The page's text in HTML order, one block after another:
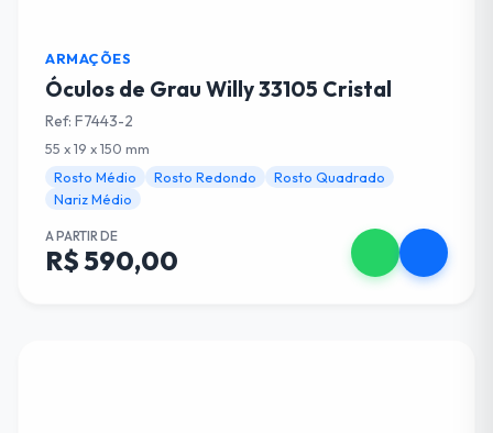
ARMAÇÕES
Óculos de Grau Willy 33105 Cristal
Ref: F7443-2
55 x 19 x 150 mm
Rosto Médio
Rosto Redondo
Rosto Quadrado
Nariz Médio
A PARTIR DE
R$ 590,00